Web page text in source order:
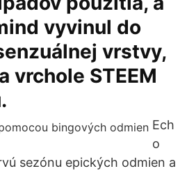
vyvinul do
vrstvy,
vrchole STEEM
Ech
o
sezónu epických odmien a